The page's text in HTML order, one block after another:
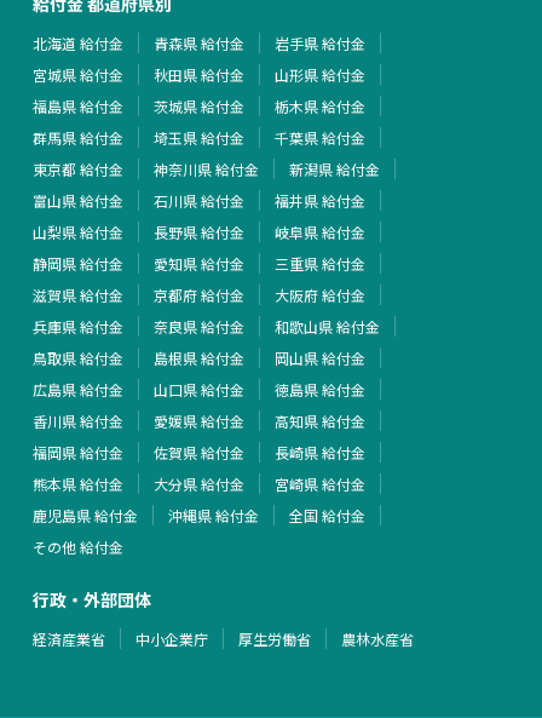
北海道 給付金 青森県 給付金
岩手県 給付金
宮城県 給付金
秋田県 給付金
山形県 給付金
福島県 給付金
茨城県 給付金
栃木県 給付金
群馬県 給付金
埼玉県 給付金
千葉県 給付金
東京都 給付金
神奈川県 給付金
新潟県 給付金
富山県 給付金
石川県 給付金
福井県 給付金
山梨県 給付金
長野県 給付金
岐阜県 給付金
静岡県 給付金
愛知県 給付金
三重県 給付金
滋賀県 給付金
京都府 給付金
大阪府 給付金
兵庫県 給付金
奈良県 給付金
和歌山県 給付金
鳥取県 給付金
島根県 給付金
岡山県 給付金
広島県 給付金
山口県 給付金
徳島県 給付金
香川県 給付金
愛媛県 給付金
高知県 給付金
福岡県 給付金
佐賀県 給付金
長崎県 給付金
熊本県 給付金
大分県 給付金
宮崎県 給付金
鹿児島県 給付金
沖縄県 給付金
全国 給付金
その他 給付金
行政・外部団体
経済産業省 中小企業庁 厚生労働省 農林水産省